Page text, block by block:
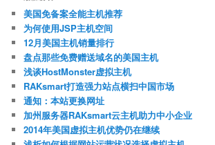
美国免备案全能主机推荐
为何使用JSP主机空间
12月美国主机销量排行
盘点那些免费赠送域名的美国主机
浅谈HostMonster虚拟主机
RAKsmart打造强力站点横扫中国市场
通知：本站更换网址
加州服务器RAKsmart云主机助力中小企业
2014年美国虚拟主机优势仍在继续